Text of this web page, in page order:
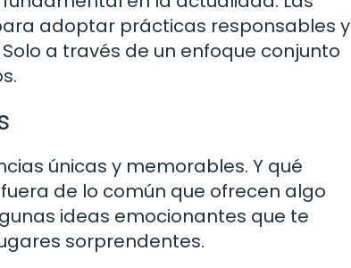
adoptar prácticas responsables y
a través de un enfoque conjunto
únicas y memorables. Y qué
de lo común que ofrecen algo
ideas emocionantes que te
sorprendentes.